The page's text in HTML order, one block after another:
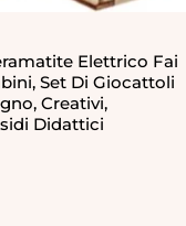
Elettrico Fai
Set Di Giocattoli
Creativi,
Didattici